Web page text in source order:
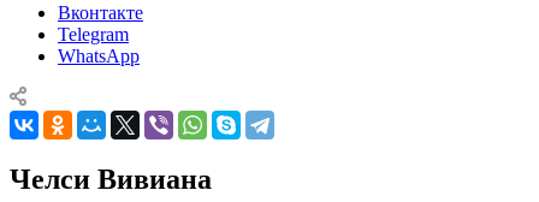
Вконтакте
Telegram
WhatsApp
Челси Вивиана